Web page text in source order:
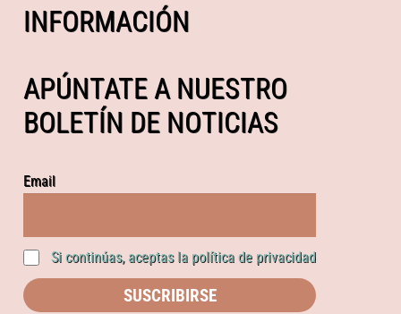
INFORMACIÓN
APÚNTATE A NUESTRO
BOLETÍN DE NOTICIAS
Email
Si continúas, aceptas la política de privacidad